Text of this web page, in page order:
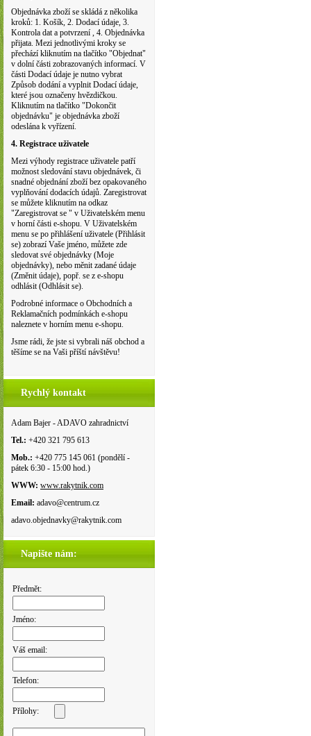
Objednávka zboží se skládá z několika
kroků: 1. Košík, 2. Dodací údaje, 3.
Kontrola dat a potvrzení , 4. Objednávka
přijata. Mezi jednotlivými kroky se
přechází kliknutím na tlačítko "Objednat"
v dolní části zobrazovaných informací. V
části Dodací údaje je nutno vybrat
Způsob dodání a vyplnit Dodací údaje,
které jsou označeny hvězdičkou.
Kliknutím na tlačítko "Dokončit
objednávku" je objednávka zboží
odeslána k vyřízení.
4. Registrace uživatele
Mezi výhody registrace uživatele patří
možnost sledování stavu objednávek, či
snadné objednání zboží bez opakovaného
vyplňování dodacích údajů. Zaregistrovat
se můžete kliknutím na odkaz
"Zaregistrovat se " v Uživatelském menu
v horní části e-shopu. V Uživatelském
menu se po přihlášení uživatele (Přihlásit
se) zobrazí Vaše jméno, můžete zde
sledovat své objednávky (Moje
objednávky), nebo měnit zadané údaje
(Změnit údaje), popř. se z e-shopu
odhlásit (Odhlásit se).
Podrobné informace o Obchodních a
Reklamačních podmínkách e-shopu
naleznete v horním menu e-shopu.
Jsme rádi, že jste si vybrali náš obchod a
těšíme se na Vaši příští návštěvu!
Rychlý kontakt
Adam Bajer - ADAVO zahradnictví
Tel.: +420 321 795 613
Mob.: +420 775 145 061 (pondělí -
pátek 6:30 - 15:00 hod.)
WWW: www.rakytnik.com
Email: adavo@centrum.cz
adavo.objednavky@rakytnik.com
Napište nám:
Předmět:
Jméno:
Váš email:
Telefon:
Přílohy: